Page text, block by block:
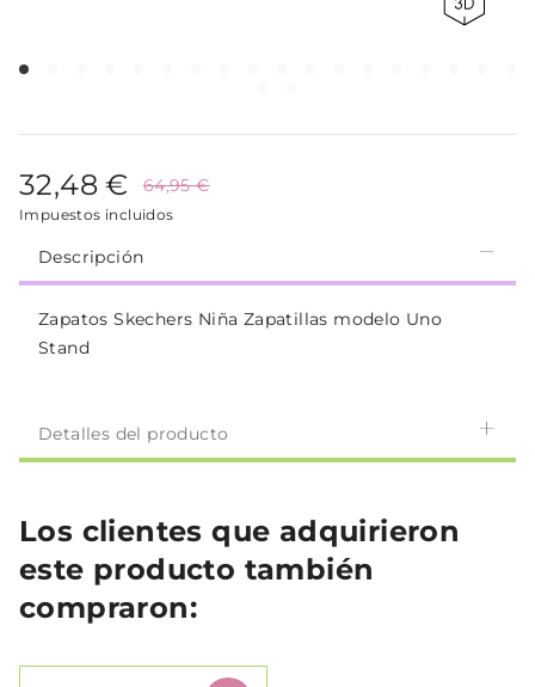
32,48 € 64,95 €
Impuestos incluidos
Descripción
Zapatos Skechers Niña Zapatillas modelo Uno
Stand
Detalles del producto
Los clientes que adquirieron
este producto también
compraron: